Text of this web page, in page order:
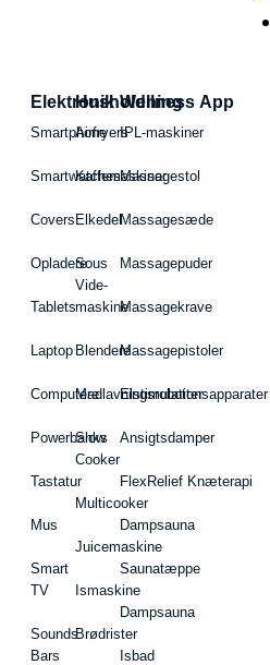
Elektronik
Smartphone
Smartwatches
Covers
Opladere
Tablets
Laptop
Computere
Powerbanks
Tastatur
Mus
Smart
TV
Sounds
Bars
Husholdning
Airfryers
Kaffemaskiner
Elkedel
Sous
Vide-
maskine
Blendere
Madlavningsrobotter
Slow
Cooker
Multicooker
Juicemaskine
Ismaskine
Brødrister
Wellness App
IPL-maskiner
Massagestol
Massagesæde
Massagepuder
Massagekrave
Massagepistoler
Elstimulationsapparater
Ansigtsdamper
FlexRelief Knæterapi
Dampsauna
Saunatæppe
Dampsauna
Isbad